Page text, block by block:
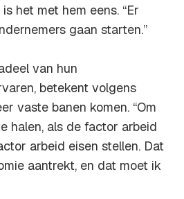
het met hem eens. “Er
gaan starten.”
van hun
betekent volgens
vaste banen komen. “Om
halen, als de factor arbeid
arbeid eisen stellen. Dat
aantrekt, en dat moet ik